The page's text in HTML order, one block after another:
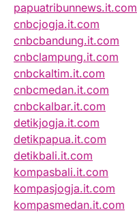
papuatribunnews.it.com
cnbcjogja.it.com
cnbcbandung.it.com
cnbclampung.it.com
cnbckaltim.it.com
cnbcmedan.it.com
cnbckalbar.it.com
detikjogja.it.com
detikpapua.it.com
detikbali.it.com
kompasbali.it.com
kompasjogja.it.com
kompasmedan.it.com